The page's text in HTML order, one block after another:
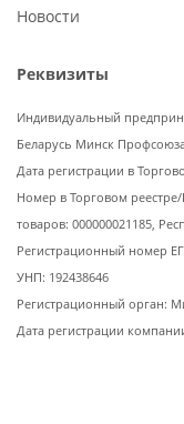
Новости
Реквизиты
Индивидуальный
Беларусь Минск
Дата регистрации в
Номер в Торговом реестре/
товаров: 000000021185,
Регистрационный номер
УНП: 192438646
Регистрационный орган:
Дата регистрации